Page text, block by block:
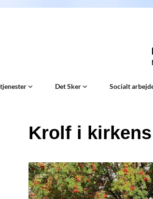
Det Sker Socialt
Krolf i